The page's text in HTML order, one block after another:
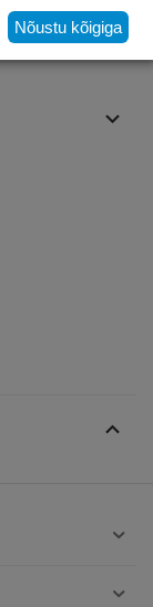
Nõustu kõigiga